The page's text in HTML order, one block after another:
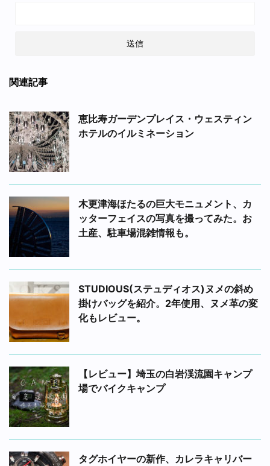
関連記事
恵比寿ガーデンプレイス・ウェスティン
ホテルのイルミネーション
木更津海ほたるの巨大モニュメント、カ
ッターフェイスの写真を撮ってみた。お
土産、駐車場混雑情報も。
STUDIOUS(ステュディオス)ヌメの斜め
掛けバッグを紹介。2年使用、ヌメ革の変
化もレビュー。
【レビュー】埼玉の白岩渓流園キャンプ
場でバイクキャンプ
タグホイヤーの新作、カレラキャリバー